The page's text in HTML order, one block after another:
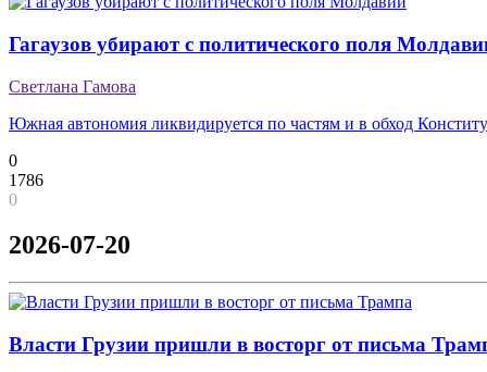
Гагаузов убирают с политического поля
Светлана Гамова
Южная автономия ликвидируется по частям и в обход
0
1786
0
2026-07-20
Власти Грузии пришли в восторг от письма